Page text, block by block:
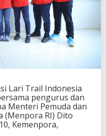
Lari Trail Indonesia
pengurus dan
Menteri Pemuda dan
(Menpora RI) Dito
Kemenpora,